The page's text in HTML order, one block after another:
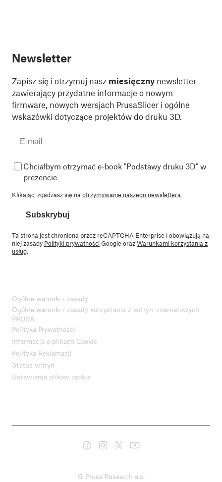
Newsletter
Zapisz się i otrzymuj nasz miesięczny newsletter
zawierający przydatne informacje o nowym
firmware, nowych wersjach PrusaSlicer i ogólne
wskazówki dotyczące projektów do druku 3D.
Chciałbym otrzymać e-book "Podstawy druku 3D" w
prezencie
Klikając, zgadzasz się na otrzymywanie naszego newslettera.
Subskrybuj
Ta strona jest chroniona przez reCAPTCHA Enterprise i obowiązują na
niej zasady Polityki prywatnościGoogle orazWarunkami korzystania z
usług
Ogólne warunki i zasady
Ogólne warunki i zasady korzystania z witryn internetowych
PRUSA
Polityka Prywatności
Informacja o plikach Cookie
Polityka Reklamacji
Status witryn
Ustawienia plików cookie
© Prusa Research a.s.